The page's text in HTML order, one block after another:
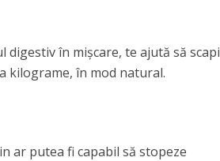
în mişcare, te ajută să scapi
kilograme, în mod natural.
ar putea fi capabil să stopeze